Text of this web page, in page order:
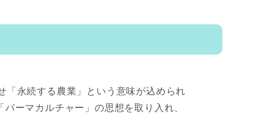
「永続する農業」という意味が込められ
ーマカルチャー」の思想を取り入れ、